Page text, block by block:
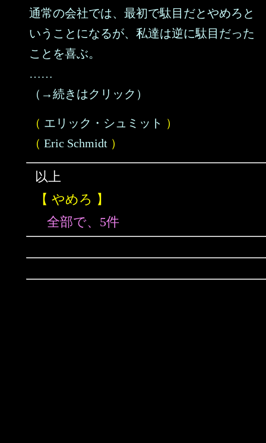
通常の会社では、最初で駄目だとやめろと
いうことになるが、私達は逆に駄目だった
ことを喜ぶ。
……
（→続きはクリック）
（ エリック・シュミット ）
（ Eric Schmidt ）
以上
【 やめろ 】
全部で、5件